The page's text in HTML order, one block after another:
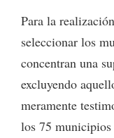
Para la
seleccionar los
concentran una
excluyendo
meramente
los 75